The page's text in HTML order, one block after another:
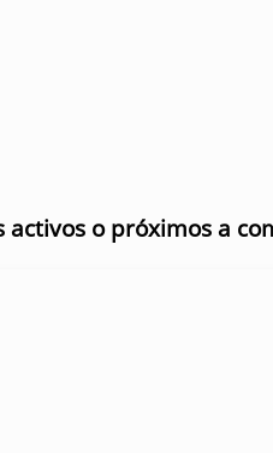
activos o próximos a